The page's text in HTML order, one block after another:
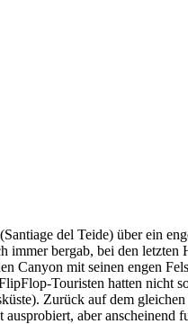
del Teide) über ein
immer bergab, bei den letzten
Canyon mit seinen engen
Touristen hatten nicht
Zurück auf dem gleichen
aber anscheinend